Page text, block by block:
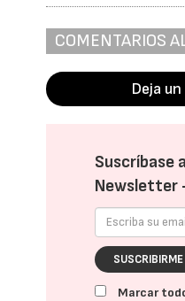
COMENTARIOS
Deja
Suscríbase
Newsletter
Marcar